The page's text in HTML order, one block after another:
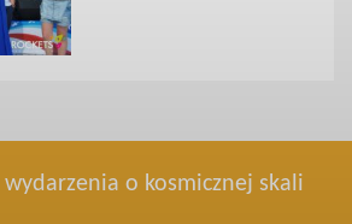
o kosmicznej skali